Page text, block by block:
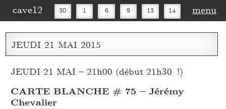
cave12 30 1 6 9 13 14
16 20 27 30
menu
JEUDI 21 MAI 2015
JEUDI 21 MAI – 21h00 (début 21h30 !)
CARTE BLANCHE # 75 – Jérémy
Chevalier